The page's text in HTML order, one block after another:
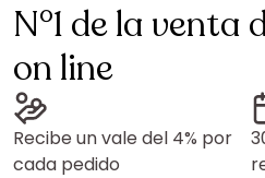
N°1 de la venta
on line
Recibe un vale del 4% por
cada pedido